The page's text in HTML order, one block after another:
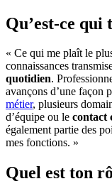
Qu’est-ce
« Ce qui me plaît le
connaissances
quotidien.
avançons d’une façon
métier, plusieurs
d’équipe ou le contact
également partie des
mes fonctions. »
Quel est ton